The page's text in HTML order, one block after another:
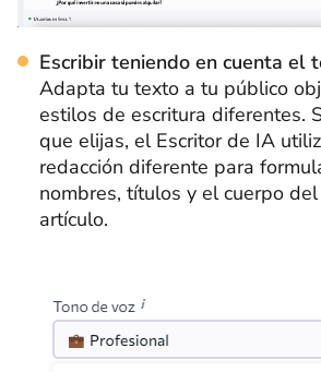
Escribir teniendo en cuenta el
Adapta tu texto a tu público
estilos de escritura diferentes.
que elijas, el Escritor de IA
redacción diferente para
nombres, títulos y el cuerpo
artículo.